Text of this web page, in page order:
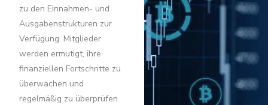
zu den Einnahmen- und
Ausgabenstrukturen zur
Verfügung. Mitglieder
werden ermutigt, ihre
finanziellen Fortschritte zu
überwachen und
regelmäßig zu überprüfen.